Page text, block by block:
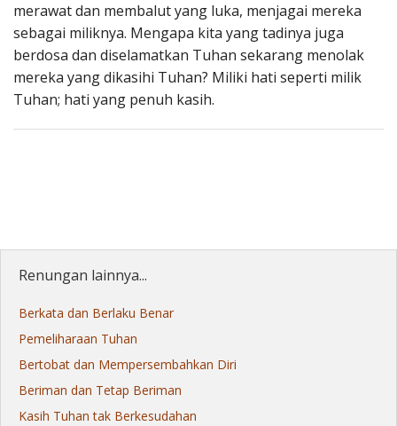
merawat dan membalut yang luka, menjagai mereka
sebagai miliknya. Mengapa kita yang tadinya juga
berdosa dan diselamatkan Tuhan sekarang menolak
mereka yang dikasihi Tuhan? Miliki hati seperti milik
Tuhan; hati yang penuh kasih.
Renungan lainnya...
Berkata dan Berlaku Benar
Pemeliharaan Tuhan
Bertobat dan Mempersembahkan Diri
Beriman dan Tetap Beriman
Kasih Tuhan tak Berkesudahan